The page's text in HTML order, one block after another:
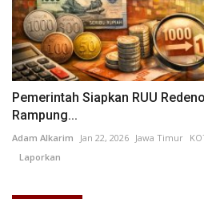
Pemerintah Siapkan RUU
Rampung...
Adam Alkarim Jan 22, 2026 Jawa Timur
Laporkan